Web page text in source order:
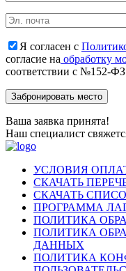
Я согласен с
согласие на обработку
соответствии с №152-
Ваша заявка принята!
Наш специалист
УСЛОВИЯ
СКАЧАТЬ
СКАЧАТЬ
ПРОГРАММА
ПОЛИТИКА
ПОЛИТИКА
ДАННЫХ
ПОЛИТИКА